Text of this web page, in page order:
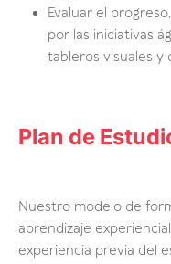
Evaluar el
por las iniciativas
tableros visuales y
Plan de
Nuestro modelo de
aprendizaje
experiencia previa del